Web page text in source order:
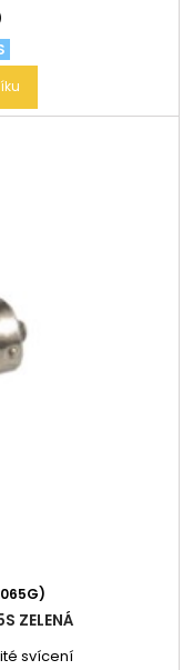
ZELENÁ
svícení